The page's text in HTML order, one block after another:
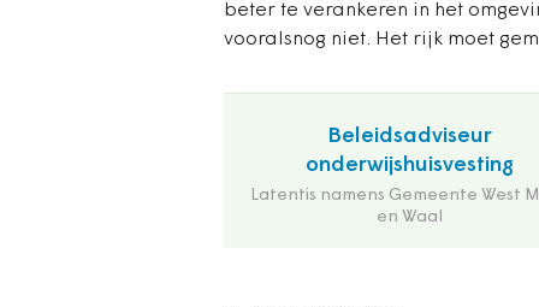
beter te verankeren in het
vooralsnog niet. Het rijk moet
Beleidsadviseur
onderwijshuisvesting
Latentis namens Gemeente West
en Waal